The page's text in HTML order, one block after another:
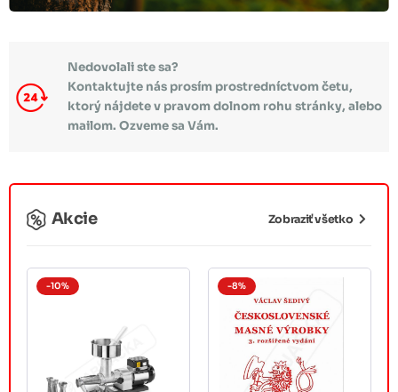
Nedovolali ste sa?
Kontaktujte nás prosím prostredníctvom četu,
ktorý nájdete v pravom dolnom rohu stránky, alebo
mailom. Ozveme sa Vám.
Akcie Zobraziť všetko
-10% -8%